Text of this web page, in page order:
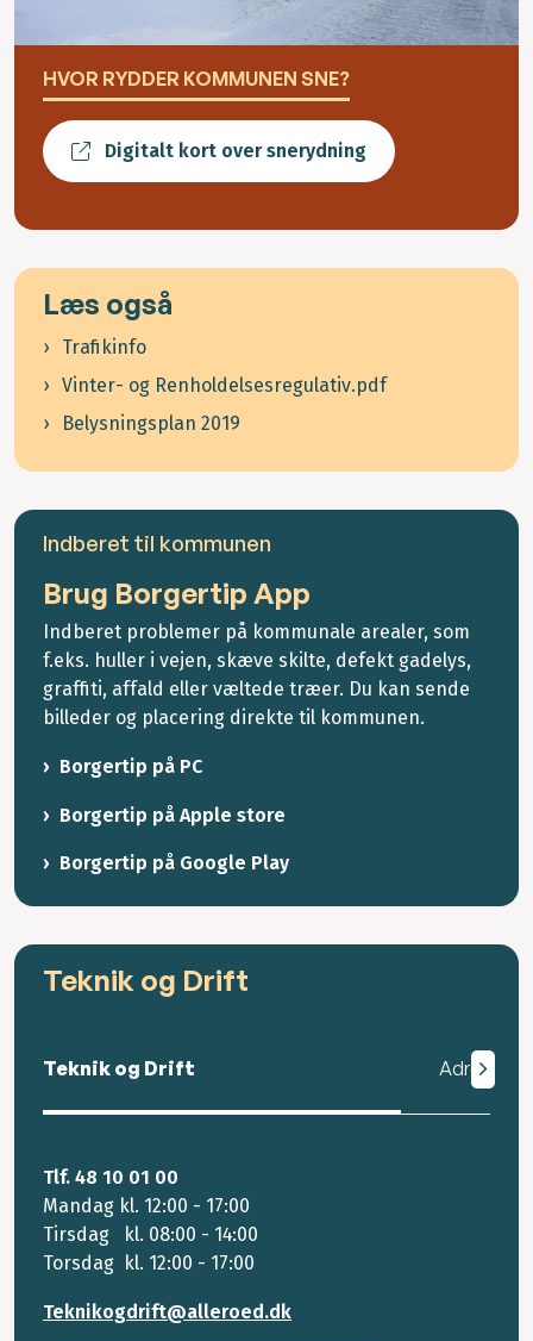
HVOR RYDDER KOMMUNEN SNE?
Digitalt kort over snerydning
Læs også
Trafikinfo
Vinter- og Renholdelsesregulativ.pdf
Belysningsplan 2019
Indberet til kommunen
Brug Borgertip App
Indberet problemer på kommunale arealer, som
f.eks. huller i vejen, skæve skilte, defekt gadelys,
graffiti, affald eller væltede træer. Du kan sende
billeder og placering direkte til kommunen.
Borgertip på PC
Borgertip på Apple store
Borgertip på Google Play
Teknik og Drift
Teknik og Drift Adresse
Tlf. 48 10 01 00
Mandag kl. 12:00 - 17:00
Tirsdag kl. 08:00 - 14:00
Torsdag kl. 12:00 - 17:00
Teknikogdrift@alleroed.dk